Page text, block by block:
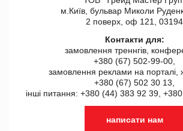
м.Київ, бульвар Миколи
2 поверх, оф 121, 03194
Контакти для:
замовлення треннгів,
+380 (67) 502-99-00,
замовлення реклами на порталі,
+380 (67) 502 30 13,
інші питання: +380 (44) 383 92 39,
написати нам